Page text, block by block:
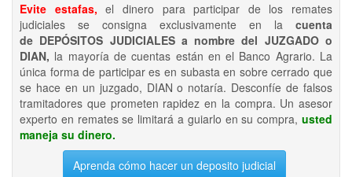
Evite estafas, el dinero para participar de los remates
judiciales se consigna exclusivamente en la cuenta
de DEPÓSITOS JUDICIALES a nombre del JUZGADO o
DIAN, la mayoría de cuentas están en el Banco Agrario. La
única forma de participar es en subasta en sobre cerrado que
se hace en un juzgado, DIAN o notaría. Desconfíe de falsos
tramitadores que prometen rapidez en la compra. Un asesor
experto en remates se limitará a guiarlo en su compra, usted
maneja su dinero.
Aprenda cómo hacer un deposito judicial